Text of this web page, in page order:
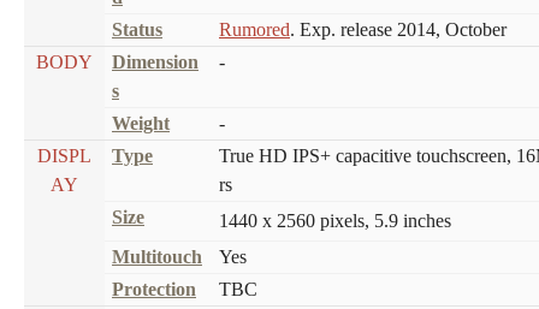
Status
Rumored. Exp. release 2014, October
BODY
Dimension
s
-
Weight
-
DISPL
AY
Type
True HD IPS+ capacitive touchscreen,
rs
Size
1440 x 2560 pixels, 5.9 inches
Multitouch
Yes
Protection
TBC